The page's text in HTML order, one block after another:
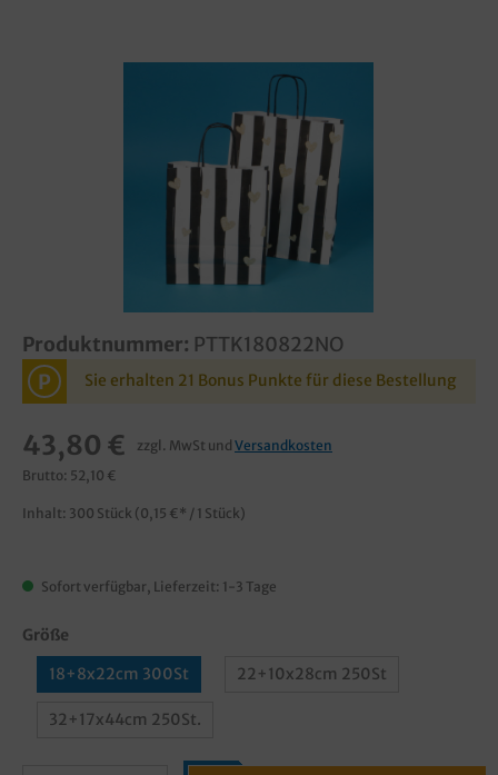
Produktnummer: PTTK180822NO
P Sie erhalten 21 Bonus Punkte für diese Bestellung
43,80 € zzgl. MwSt und Versandkosten
Brutto: 52,10 €
Inhalt: 300 Stück (0,15 €* / 1 Stück)
Sofort verfügbar, Lieferzeit: 1-3 Tage
Größe
18+8x22cm 300St
22+10x28cm 250St
32+17x44cm 250St.